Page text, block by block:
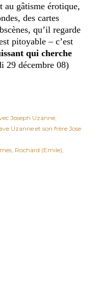
gâtisme érotique,
des cartes
qu’il regarde
pitoyable – c’est
qui cherche
29 décembre 08)
Joseph Uzanne
Uzanne et son frère Jose
Rochard (Emile)